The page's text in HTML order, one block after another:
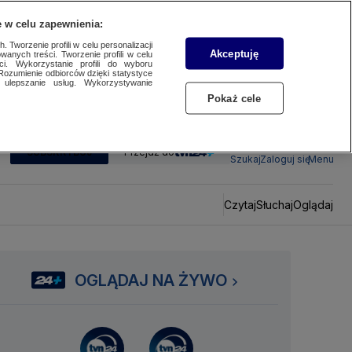
SUBSKRYBUJ Przejdź do
SzukajZaloguj sięMenu
CzytajSłuchajOglądaj
OGLĄDAJ NA ŻYWO
w celu zapewnienia:
Tworzenie profili w celu personalizacji
treści. Tworzenie profili w celu
Wykorzystanie profili do wyboru
odbiorców dzięki statystyce
usług. Wykorzystywanie
Akceptuję
Pokaż cele